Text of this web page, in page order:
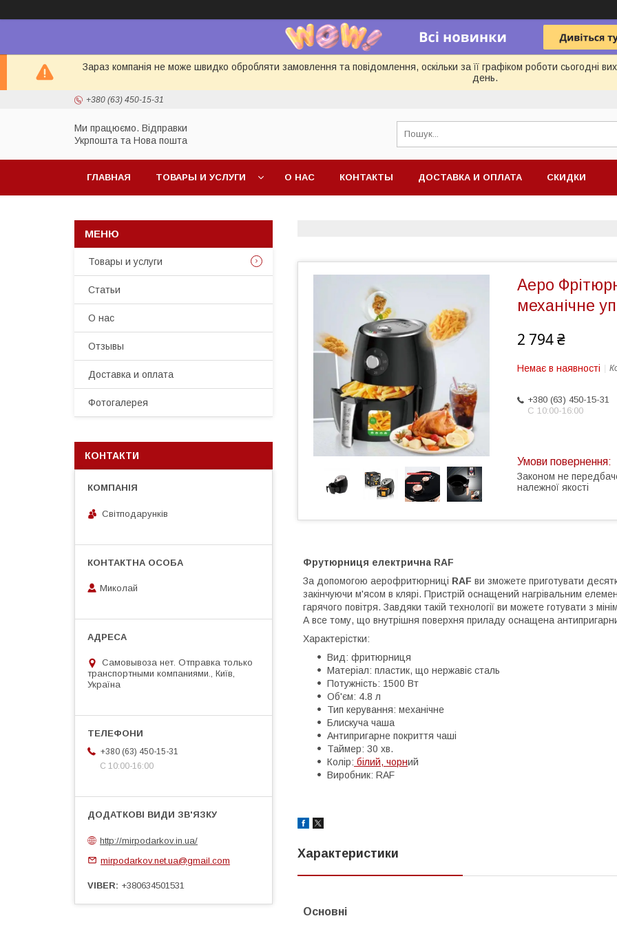
Зараз компанія не може швидко обробляти замовлення та повідомлення, оскільки за її графіком роботи сьогодні
день.
+380 (63) 450-15-31
Ми працюємо. Відправки
Укрпошта та Нова пошта
ГЛАВНАЯ ТОВАРЫ И УСЛУГИ О НАС КОНТАКТЫ ДОСТАВКА И ОПЛАТА СКИДКИ
Аеро
механічне
2 794 ₴
Немає в наявності
+380 (63) 450-15-31
С 10:00-16:00
Законом не
належної якості
Фрутюрниця електрична RAF
За допомогою аерофритюрниці RAF ви зможете приготувати
закінчуючи м'ясом в клярі. Пристрій оснащений нагрівальним
гарячого повітря. Завдяки такій технології ви можете готувати з
А все тому, що внутрішня поверхня приладу оснащена
Характерістки:
Вид: фритюрниця
Матеріал: пластик, що нержавіє сталь
Потужність: 1500 Вт
Об'єм: 4.8 л
Тип керування: механічне
Блискуча чаша
Антипригарне покриття чаші
Таймер: 30 хв.
Колір: білий, чорний
Виробник: RAF
Характеристики
Основні
Товары и услуги
Статьи
О нас
Отзывы
Доставка и оплата
Фотогалерея
КОНТАКТИ
Світподарунків
Миколай
Самовывоза нет. Отправка только
транспортными компаниями., Київ,
Україна
+380 (63) 450-15-31
С 10:00-16:00
http://mirpodarkov.in.ua/
mirpodarkov.net.ua@gmail.com
VIBER +380634501531